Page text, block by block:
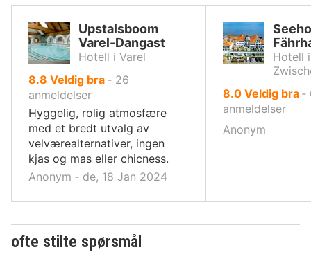
Upstalsboom
Varel-Dangast
Hotell i Varel
8.8 av
10,
Veldig bra ‐ 26
anmeldelser
Hyggelig, rolig atmosfære
med et bredt utvalg av
velværealternativer, ingen
kjas og mas eller chicness.
Anonym ‐ de, 18 Jan 2024
Hotell
8.0av
10,
Veldig bra ‐
anmeldelser
Anonym
ofte stilte spørsmål